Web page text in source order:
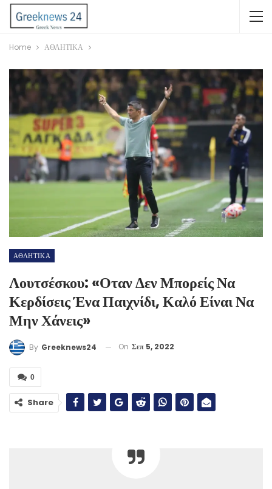
Home ΑΘΛΗΤΙΚΑ
ΑΘΛΗΤΙΚΑ
Λουτσέσκου: «Οταν Δεν Μπορείς Να
Κερδίσεις Ένα Παιχνίδι, Καλό Είναι Να
Μην Χάνεις»
By Greeknews24 On Σεπ 5, 2022
0
Share